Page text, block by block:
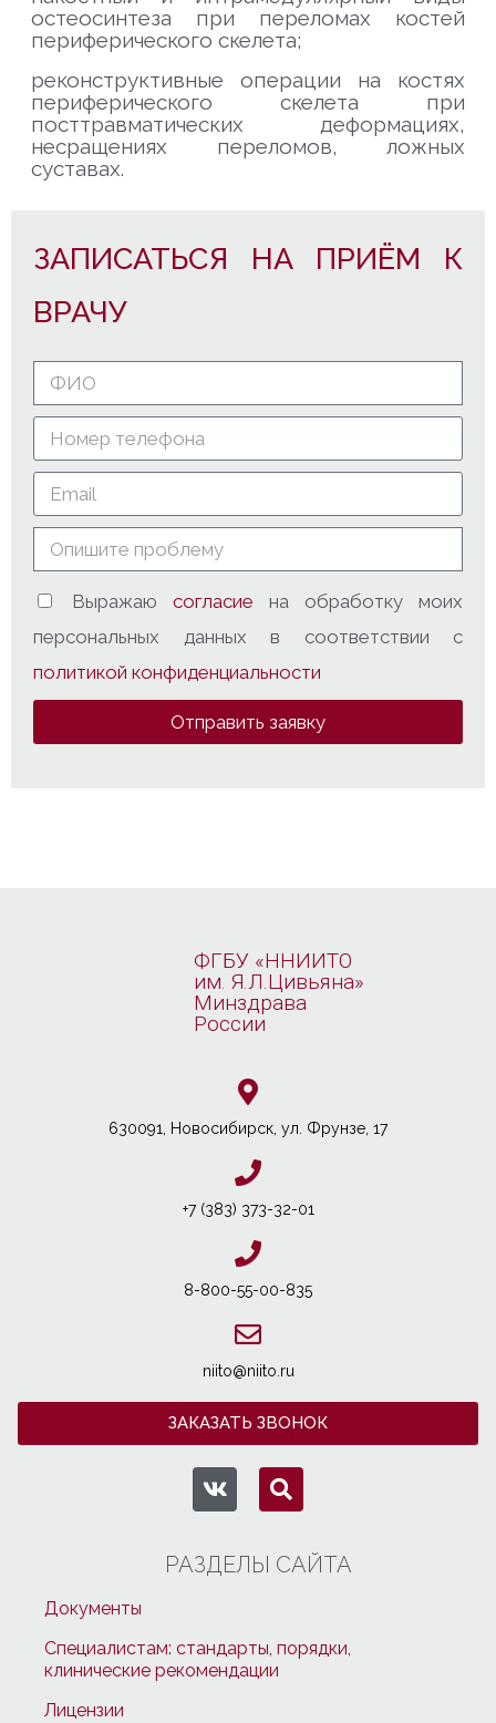
остеосинтеза при переломах костей
периферического скелета;
реконструктивные операции на костях
периферического скелета при
посттравматических деформациях,
несращениях переломов, ложных
суставах.
ЗАПИСАТЬСЯ НА ПРИЁМ К
ВРАЧУ
Выражаю согласие на обработку моих
персональных данных в соответствии с
политикой конфиденциальности
Отправить заявку
ФГБУ «ННИИТО
им. Я.Л.Цивьяна»
Минздрава
России
630091, Новосибирcк, ул. Фрунзе, 17
+7 (383) 373-32-01
8-800-55-00-835
niito@niito.ru
ЗАКАЗАТЬ ЗВОНОК
РАЗДЕЛЫ САЙТА
Документы
Специалистам: стандарты, порядки,
клинические рекомендации
Лицензии